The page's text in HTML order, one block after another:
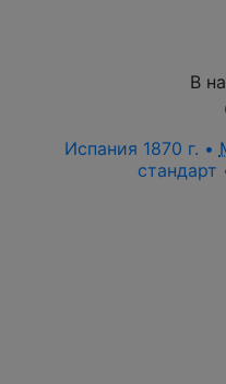
В
Испания 1870 г. •